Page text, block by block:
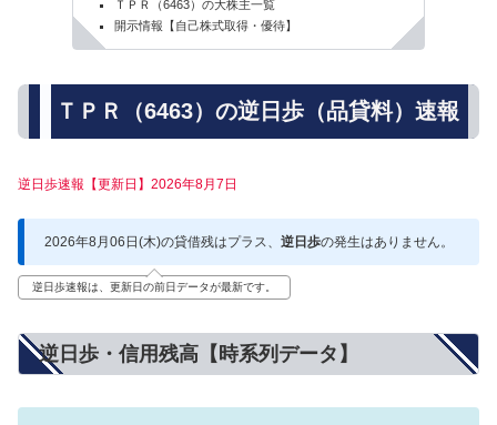
ＴＰＲ（6463）の大株主一覧
開示情報【自己株式取得・優待】
ＴＰＲ（6463）の逆日歩（品貸料）速報
逆日歩速報【更新日】2026年8月7日
2026年8月06日(木)の貸借残はプラス、 逆日歩の発生はありません。
逆日歩速報は、更新日の前日データが最新です。
逆日歩・信用残高【時系列データ】